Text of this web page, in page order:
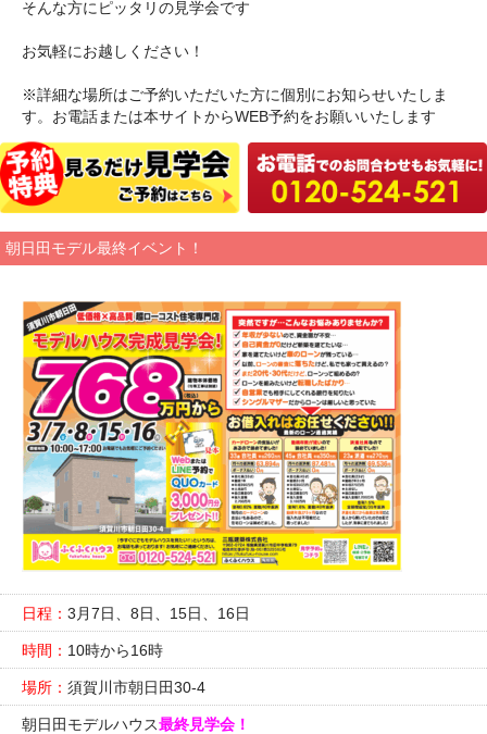
そんな方にピッタリの見学会です
お気軽にお越しください！
※詳細な場所はご予約いただいた方に個別にお知らせいたしま
す。お電話または本サイトからWEB予約をお願いいたします
朝日田モデル最終イベント！
日程： 3月7日、8日、15日、16日
時間： 10時から16時
場所： 須賀川市朝日田30-4
朝日田モデルハウス最終見学会！